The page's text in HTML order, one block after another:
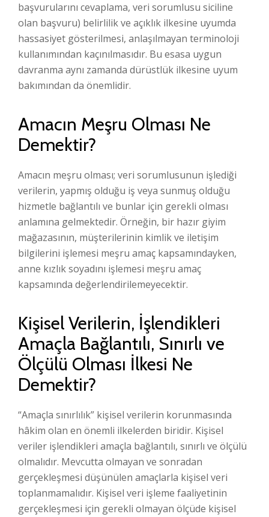
başvurularını cevaplama, veri sorumlusu siciline
olan başvuru) belirlilik ve açıklık ilkesine uyumda
hassasiyet gösterilmesi, anlaşılmayan terminoloji
kullanımından kaçınılmasıdır. Bu esasa uygun
davranma aynı zamanda dürüstlük ilkesine uyum
bakımından da önemlidir.
Amacın Meşru Olması Ne
Demektir?
Amacın meşru olması; veri sorumlusunun işlediği
verilerin, yapmış olduğu iş veya sunmuş olduğu
hizmetle bağlantılı ve bunlar için gerekli olması
anlamına gelmektedir. Örneğin, bir hazır giyim
mağazasının, müşterilerinin kimlik ve iletişim
bilgilerini işlemesi meşru amaç kapsamındayken,
anne kızlık soyadını işlemesi meşru amaç
kapsamında değerlendirilemeyecektir.
Kişisel Verilerin, İşlendikleri
Amaçla Bağlantılı, Sınırlı ve
Ölçülü Olması İlkesi Ne
Demektir?
“Amaçla sınırlılık” kişisel verilerin korunmasında
hâkim olan en önemli ilkelerden biridir. Kişisel
veriler işlendikleri amaçla bağlantılı, sınırlı ve ölçülü
olmalıdır. Mevcutta olmayan ve sonradan
gerçekleşmesi düşünülen amaçlarla kişisel veri
toplanmamalıdır. Kişisel veri işleme faaliyetinin
gerçekleşmesi için gerekli olmayan ölçüde kişisel